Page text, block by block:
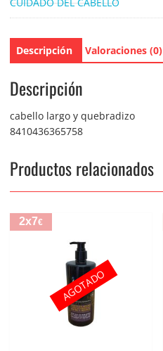
Descripción Valoraciones (0)
Descripción
cabello largo y quebradizo
8410436365758
Productos relacionados
2x7€
AGOTADO